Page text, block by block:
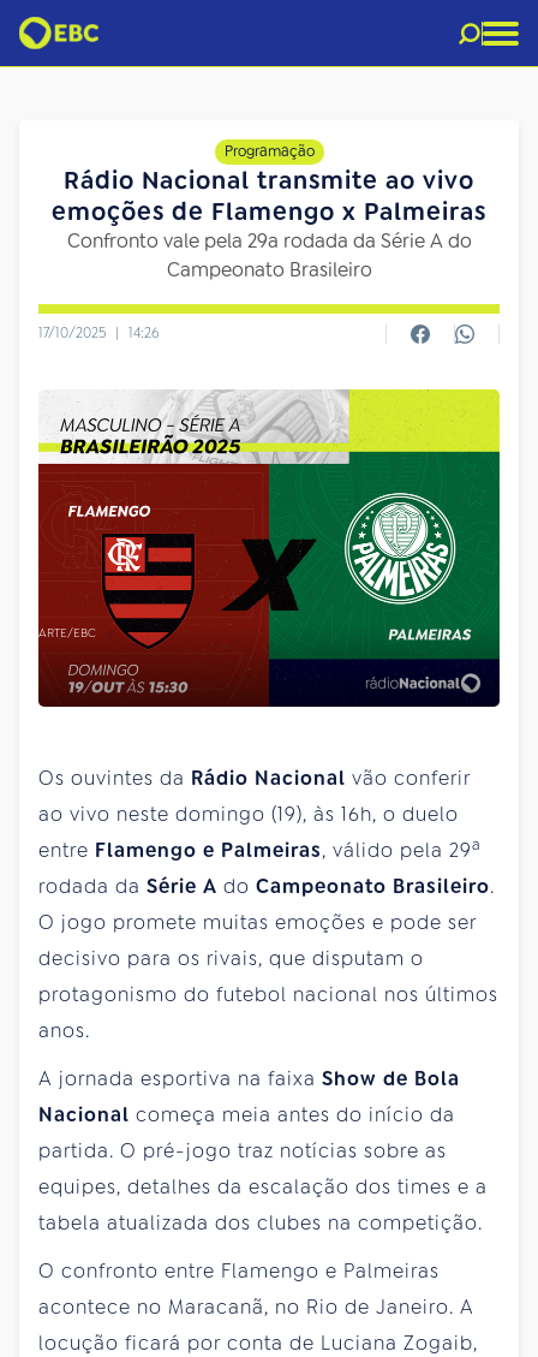
Programação
Rádio Nacional transmite ao vivo
emoções de Flamengo x Palmeiras
Confronto vale pela 29a rodada da Série A do
Campeonato Brasileiro
17/10/2025 | 14:26
ARTE/EBC
Os ouvintes da Rádio Nacional vão conferir
ao vivo neste domingo (19), às 16h, o duelo
entre Flamengo e Palmeiras, válido pela 29a
rodada da Série A do Campeonato Brasileiro.
O jogo promete muitas emoções e pode ser
decisivo para os rivais, que disputam o
protagonismo do futebol nacional nos últimos
anos.
A jornada esportiva na faixa Show de Bola
Nacional começa meia antes do início da
partida. O pré-jogo traz notícias sobre as
equipes, detalhes da escalação dos times e a
tabela atualizada dos clubes na competição.
O confronto entre Flamengo e Palmeiras
acontece no Maracanã, no Rio de Janeiro. A
locução ficará por conta de Luciana Zogaib,